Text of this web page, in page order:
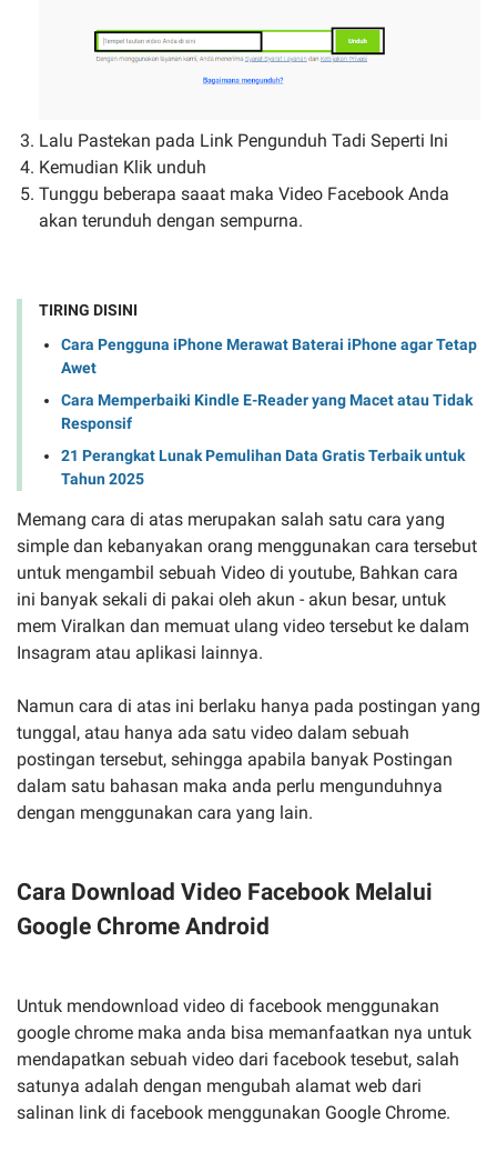
Lalu Pastekan pada Link Pengunduh Tadi Seperti Ini
Kemudian Klik unduh
Tunggu beberapa saaat maka Video Facebook Anda
akan terunduh dengan sempurna.
TIRING DISINI
Cara Pengguna iPhone Merawat Baterai iPhone agar Tetap
Awet
Cara Memperbaiki Kindle E-Reader yang Macet atau Tidak
Responsif
21 Perangkat Lunak Pemulihan Data Gratis Terbaik untuk
Tahun 2025
Memang cara di atas merupakan salah satu cara yang
simple dan kebanyakan orang menggunakan cara tersebut
untuk mengambil sebuah Video di youtube, Bahkan cara
ini banyak sekali di pakai oleh akun - akun besar, untuk
mem Viralkan dan memuat ulang video tersebut ke dalam
Insagram atau aplikasi lainnya.
Namun cara di atas ini berlaku hanya pada postingan yang
tunggal, atau hanya ada satu video dalam sebuah
postingan tersebut, sehingga apabila banyak Postingan
dalam satu bahasan maka anda perlu mengunduhnya
dengan menggunakan cara yang lain.
Cara Download Video Facebook Melalui
Google Chrome Android
Untuk mendownload video di facebook menggunakan
google chrome maka anda bisa memanfaatkan nya untuk
mendapatkan sebuah video dari facebook tesebut, salah
satunya adalah dengan mengubah alamat web dari
salinan link di facebook menggunakan Google Chrome.